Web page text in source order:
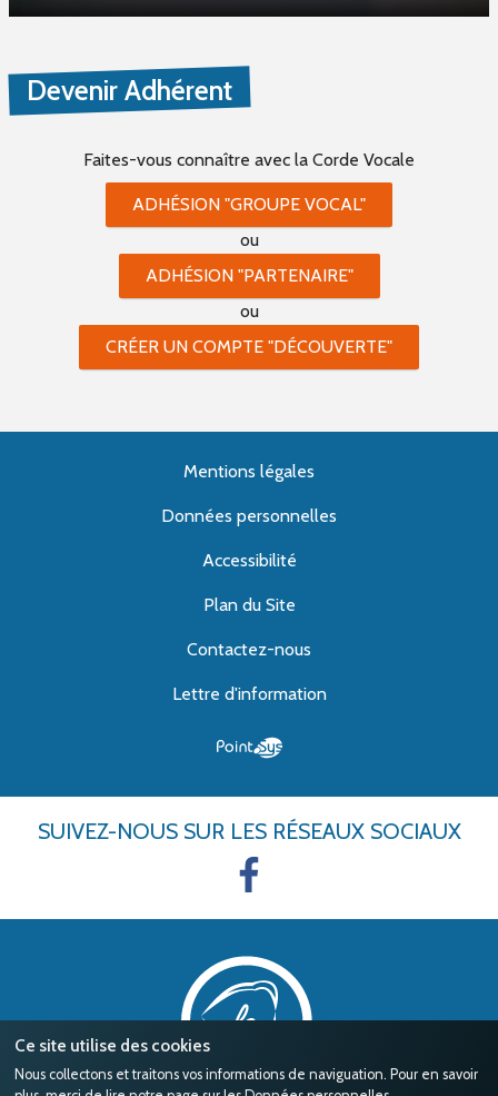
Ce site utilise des cookies
Nous collectons et traitons vos informations de naviguation. Pour en savoir
Devenir Adhérent
Faites-vous connaître avec la Corde Vocale
ADHÉSION "GROUPE VOCAL"
ou
ADHÉSION "PARTENAIRE"
ou
CRÉER UN COMPTE "DÉCOUVERTE"
Mentions légales
Données personnelles
Accessibilité
Plan du Site
Contactez-nous
Lettre d'information
SUIVEZ-NOUS SUR LES RÉSEAUX SOCIAUX